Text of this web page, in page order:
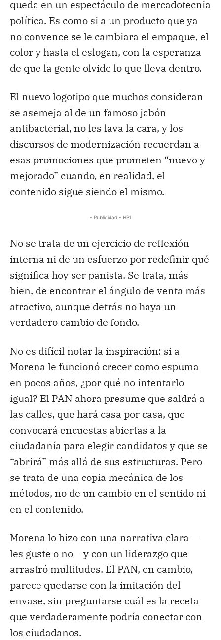
queda en un espectáculo de mercadotecnia
política. Es como si a un producto que ya
no convence se le cambiara el empaque, el
color y hasta el eslogan, con la esperanza
de que la gente olvide lo que lleva dentro.
El nuevo logotipo que muchos consideran
se asemeja al de un famoso jabón
antibacterial, no les lava la cara, y los
discursos de modernización recuerdan a
esas promociones que prometen “nuevo y
mejorado” cuando, en realidad, el
contenido sigue siendo el mismo.
- Publicidad - HP1
No se trata de un ejercicio de reflexión
interna ni de un esfuerzo por redefinir qué
significa hoy ser panista. Se trata, más
bien, de encontrar el ángulo de venta más
atractivo, aunque detrás no haya un
verdadero cambio de fondo.
No es difícil notar la inspiración: si a
Morena le funcionó crecer como espuma
en pocos años, ¿por qué no intentarlo
igual? El PAN ahora presume que saldrá a
las calles, que hará casa por casa, que
convocará encuestas abiertas a la
ciudadanía para elegir candidatos y que se
“abrirá” más allá de sus estructuras. Pero
se trata de una copia mecánica de los
métodos, no de un cambio en el sentido ni
en el contenido.
Morena lo hizo con una narrativa clara —
les guste o no— y con un liderazgo que
arrastró multitudes. El PAN, en cambio,
parece quedarse con la imitación del
envase, sin preguntarse cuál es la receta
que verdaderamente podría conectar con
los ciudadanos.